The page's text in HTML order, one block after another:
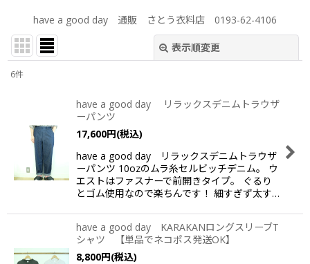
have a good day 通販 さとう衣料店 0193-62-4106
表示順変更
並び順:
絞り込む
6件
have a good day リラックスデニムトラウザ
ーパンツ
17,600円(税込)
have a good day リラックスデニムトラウザ
ーパンツ 10ozのムラ糸セルビッチデニム。 ウ
エストはファスナーで前開きタイプ。 ぐるり
とゴム使用なので楽ちんです！ 細すぎず太す…
have a good day KARAKANロングスリーブT
シャツ 【単品でネコポス発送OK】
8,800円(税込)